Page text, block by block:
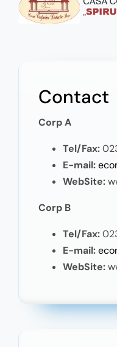
Contact
Corp A
Tel/Fax:
E-mail:
WebSite:
Corp B
Tel/Fax:
E-mail:
WebSite: